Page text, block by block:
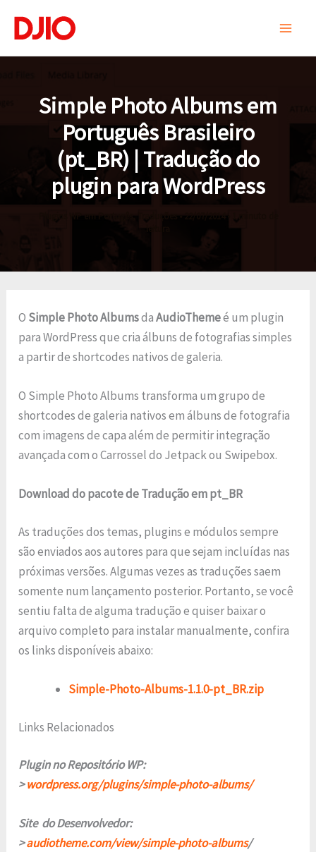
Simple Photo Albums em
Português Brasileiro
(pt_BR) | Tradução do
plugin para WordPress
Plugins WP em Portugês ,Traduções•22/07/2014•
1 minuto de
leitura
O Simple Photo AlbumsdaAudioThemeé um plugin
para WordPress que cria álbuns de fotografias simples
a partir de shortcodes nativos de galeria.
O Simple Photo Albums transforma um grupo de
shortcodes de galeria nativos em álbuns de fotografia
com imagens de capa além de permitir integração
avançada com o Carrossel do Jetpack ou Swipebox.
Download do pacote de Tradução em pt_BR
As traduções dos temas, plugins e módulos sempre
são enviados aos autores para que sejam incluídas nas
próximas versões. Algumas vezes as traduções saem
somente num lançamento posterior. Portanto, se você
sentiu falta de alguma tradução e quiser baixar o
arquivo completo para instalar manualmente, confira
os links disponíveis abaixo:
Simple-Photo-Albums-1.1.0-pt_BR.zip
Links Relacionados
Plugin no Repositório WP:
>wordpress.org/plugins/simple-photo-albums/
Site do Desenvolvedor:
>audiotheme.com/view/simple-photo-albums/